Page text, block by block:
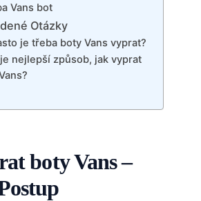
Vans bot
Otázky
je třeba boty Vans vyprat?
nejlepší způsob, jak vyprat
boty Vans –